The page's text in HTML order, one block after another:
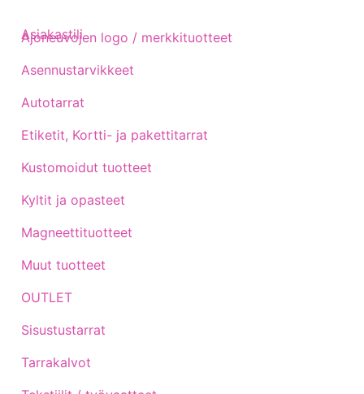
Ajoneuvojen logo / merkkituotteet
Asennustarvikkeet
Autotarrat
Etiketit, Kortti- ja pakettitarrat
Kustomoidut tuotteet
Kyltit ja opasteet
Magneettituotteet
Muut tuotteet
OUTLET
Sisustustarrat
Tarrakalvot
Asiakastili